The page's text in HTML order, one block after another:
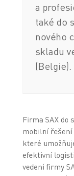
a
také do
nového
skladu
(Belgie).
Firma SAX do
mobilní řešení
které
efektivní
vedení firmy